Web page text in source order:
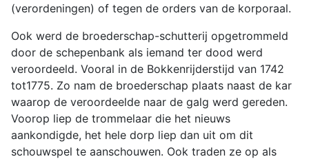
(verordeningen) of tegen de orders van de korporaal.
Ook werd de broederschap-schutterij opgetrommeld
door de schepenbank als iemand ter dood werd
veroordeeld. Vooral in de Bokkenrijderstijd van 1742
tot1775. Zo nam de broederschap plaats naast de kar
waarop de veroordeelde naar de galg werd gereden.
Voorop liep de trommelaar die het nieuws
aankondigde, het hele dorp liep dan uit om dit
schouwspel te aanschouwen. Ook traden ze op als